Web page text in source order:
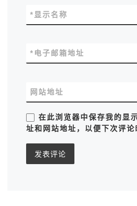
显示名称
*
电子邮箱地址
*
网站地址
在此浏览器中保存我的显
址和网站地址，以便下次评论